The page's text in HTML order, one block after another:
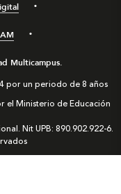
Multicampus.
por un periodo de 8 años
el Ministerio de Educación
Nit UPB: 890.902.922-6.